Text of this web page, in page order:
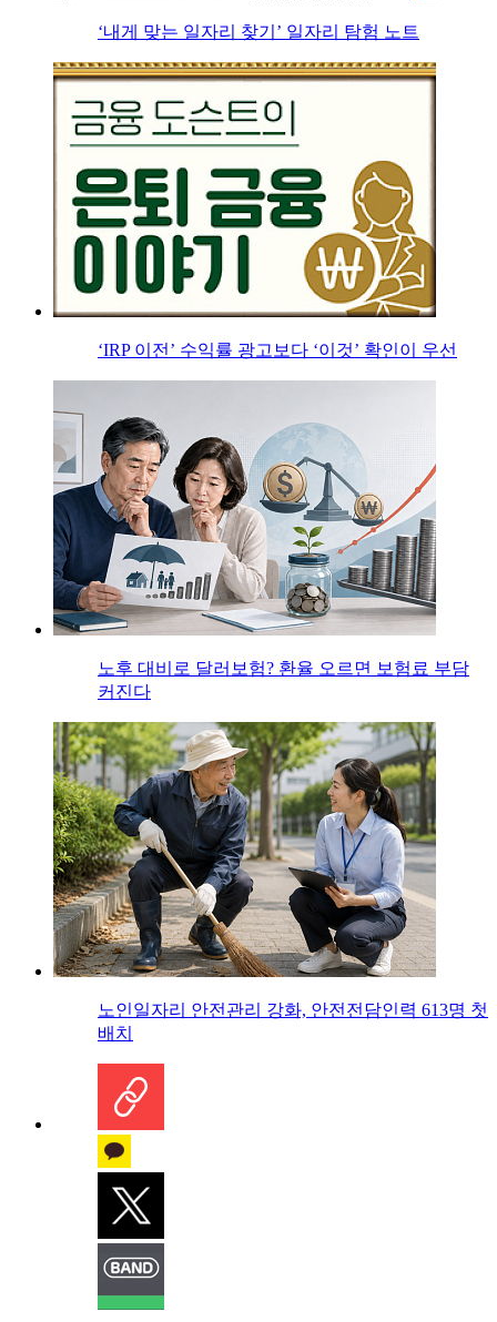
‘내게 맞는 일자리 찾기’ 일자리 탐험 노트
‘IRP 이전’ 수익률 광고보다 ‘이것’ 확인이 우선
노후 대비로 달러보험? 환율 오르면 보험료 부담
커진다
노인일자리 안전관리 강화, 안전전담인력 613명 첫
배치